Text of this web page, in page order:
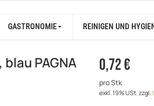
GASTRONOMIE REINIGEN UND
PAGNA
0,72 €
pro Stk
exkl. 19% USt.zzgl.